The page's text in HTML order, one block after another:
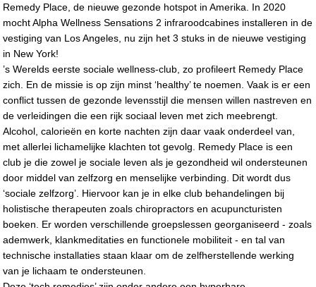
Remedy Place, de nieuwe gezonde hotspot in Amerika. In 2020
mocht Alpha Wellness Sensations 2 infraroodcabines installeren in de
vestiging van Los Angeles, nu zijn het 3 stuks in de nieuwe vestiging
in New York!
’s Werelds eerste sociale wellness-club, zo profileert Remedy Place
zich. En de missie is op zijn minst ‘healthy’ te noemen. Vaak is er een
conflict tussen de gezonde levensstijl die mensen willen nastreven en
de verleidingen die een rijk sociaal leven met zich meebrengt.
Alcohol, calorieën en korte nachten zijn daar vaak onderdeel van,
met allerlei lichamelijke klachten tot gevolg. Remedy Place is een
club je die zowel je sociale leven als je gezondheid wil ondersteunen
door middel van zelfzorg en menselijke verbinding. Dit wordt dus
‘sociale zelfzorg’. Hiervoor kan je in elke club behandelingen bij
holistische therapeuten zoals chiropractors en acupuncturisten
boeken. Er worden verschillende groepslessen georganiseerd - zoals
ademwerk, klankmeditaties en functionele mobiliteit - en tal van
technische installaties staan klaar om de zelfherstellende werking
van je lichaam te ondersteunen.